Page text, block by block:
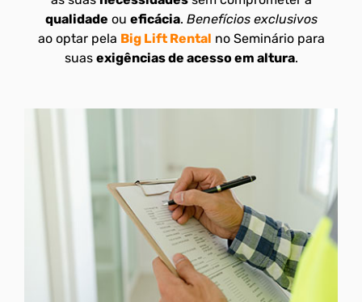
qualidade ou eficácia. Benefícios exclusivos
ao optar pela Big Lift Rental no Seminário para
suas exigências de acesso em altura.